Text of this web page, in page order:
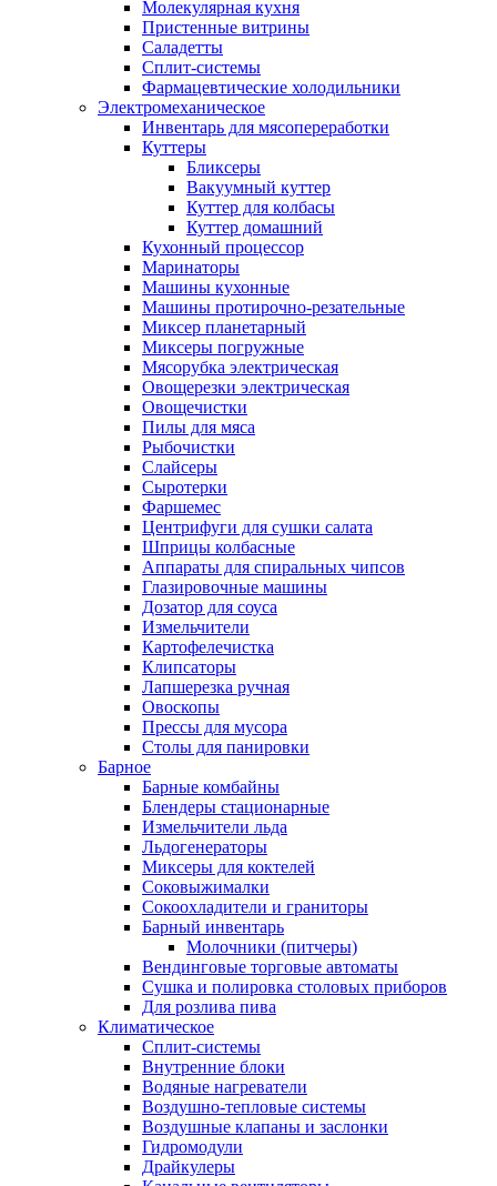
Молекулярная кухня
Пристенные витрины
Саладетты
Сплит-системы
Фармацевтические холодильники
Электромеханическое
Инвентарь для мясопереработки
Куттеры
Бликсеры
Вакуумный куттер
Куттер для колбасы
Куттер домашний
Кухонный процессор
Маринаторы
Машины кухонные
Машины протирочно-резательные
Миксер планетарный
Миксеры погружные
Мясорубка электрическая
Овощерезки электрическая
Овощечистки
Пилы для мяса
Рыбочистки
Слайсеры
Сыротерки
Фаршемес
Центрифуги для сушки салата
Шприцы колбасные
Аппараты для спиральных чипсов
Глазировочные машины
Дозатор для соуса
Измельчители
Картофелечистка
Клипсаторы
Лапшерезка ручная
Овоскопы
Прессы для мусора
Столы для панировки
Барное
Барные комбайны
Блендеры стационарные
Измельчители льда
Льдогенераторы
Миксеры для коктелей
Соковыжималки
Сокоохладители и граниторы
Барный инвентарь
Молочники (питчеры)
Вендинговые торговые автоматы
Сушка и полировка столовых приборов
Для розлива пива
Климатическое
Сплит-системы
Внутренние блоки
Водяные нагреватели
Воздушно-тепловые системы
Воздушные клапаны и заслонки
Гидромодули
Драйкулеры